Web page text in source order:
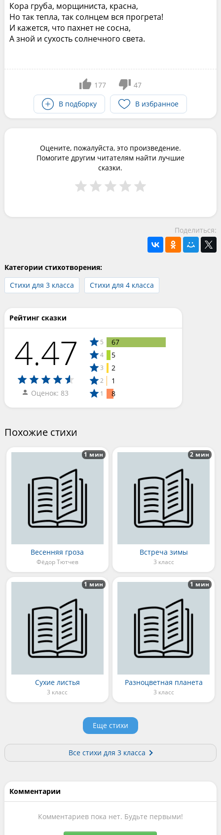
Кора груба, морщиниста, красна,
Но так тепла, так солнцем вся прогрета!
И кажется, что пахнет не сосна,
А зной и сухость солнечного света.
177
47
В подборку
В избранное
Оцените, пожалуйста, это произведение.
Помогите другим читателям найти лучшие
сказки.
Поделиться:
Категории стихотворения:
Стихи для 3 класса
Стихи для 4 класса
Рейтинг сказки
4.47
Оценок: 83
5 67
4 5
3 2
2 1
1 8
Похожие стихи
Весенняя гроза
Фёдор Тютчев
1 мин
Встреча зимы
3 класс
2 мин
Сухие листья
3 класс
1 мин
Разноцветная планета
3 класс
1 мин
Еще стихи
Все стихи для 3 класса
Комментарии
Комментариев пока нет. Будьте первыми!